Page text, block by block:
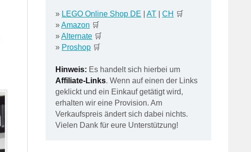
» LEGO Online Shop DE AT| CH 🛒
»Amazon 🛒
»Alternate🛒
» Proshop🛒
Hinweis: Es handelt sich hierbei um
Affiliate-Links. Wenn auf einen der Links
geklickt und ein Einkauf getätigt wird,
erhalten wir eine Provision. Am
Verkaufspreis ändert sich dabei nichts.
Vielen Dank für eure Unterstützung!